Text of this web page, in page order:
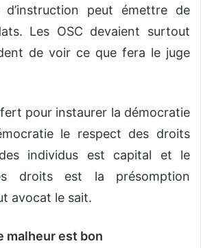
peut émettre de
Les OSC devaient surtout
de voir ce que fera le juge
pour instaurer la démocratie
le respect des droits
individus est capital et le
droits est la présomption
avocat le sait.
malheur est bon